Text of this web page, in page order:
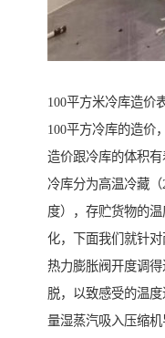
100平方米冷库造价
100平方冷库的造价
造价跟冷库的体积
冷库分为高温冷藏
度），存贮货物的
化，下面我们就针对
热力膨胀阀开度调
脱，以致感受的温
量湿蒸汽吸入压缩机